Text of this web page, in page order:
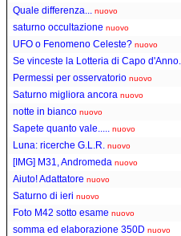
Quale differenza...
nuovo
saturno occultazione nuovo
UFO o Fenomeno Celeste? nuovo
Se vinceste la Lotteria di Capo d'Anno...
Permessi per osservatorio nuovo
Saturno migliora ancora nuovo
notte in bianco nuovo
Sapete quanto vale.....
nuovo
Luna: ricerche G.L.R.
nuovo
[IMG] M31, Andromeda nuovo
Aiuto! Adattatore nuovo
Saturno di ieri nuovo
Foto M42 sotto esame nuovo
somma ed elaborazione 350D nuovo